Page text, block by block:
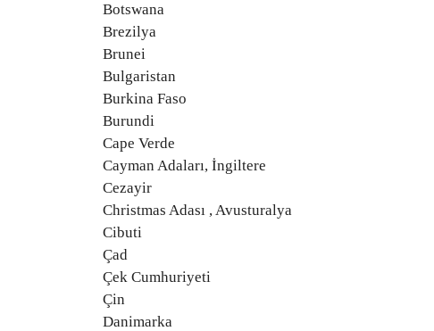
Botswana
Brezilya
Brunei
Bulgaristan
Burkina Faso
Burundi
Cape Verde
Cayman Adaları, İngiltere
Cezayir
Christmas Adası , Avusturalya
Cibuti
Çad
Çek Cumhuriyeti
Çin
Danimarka